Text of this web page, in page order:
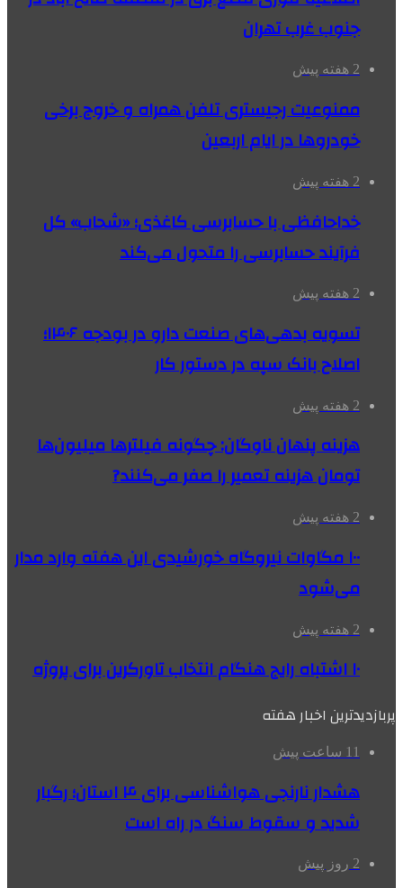
جنوب غرب تهران
2 هفته پیش
ممنوعیت رجیستری تلفن همراه و خروج برخی
خودروها در ایام اربعین
2 هفته پیش
خداحافظی با حسابرسی کاغذی؛ «شحاب» کل
فرآیند حسابرسی را متحول می‌کند
2 هفته پیش
تسویه بدهی‌های صنعت دارو در بودجه ۱۴۰۶؛
اصلاح بانک سپه در دستور کار
2 هفته پیش
هزینه پنهان ناوگان: چگونه فیلترها میلیون‌ها
تومان هزینه تعمیر را صفر می‌کنند?
2 هفته پیش
۱۰۰ مگاوات نیروگاه‌ خورشیدی این هفته وارد مدار
می‌شود
2 هفته پیش
۱۰ اشتباه رایج هنگام انتخاب تاورکرین برای پروژه
پربازدیدترین اخبار هفته
11 ساعت پیش
هشدار نارنجی هواشناسی برای ۴ استان؛ رگبار
شدید و سقوط سنگ در راه است
2 روز پیش